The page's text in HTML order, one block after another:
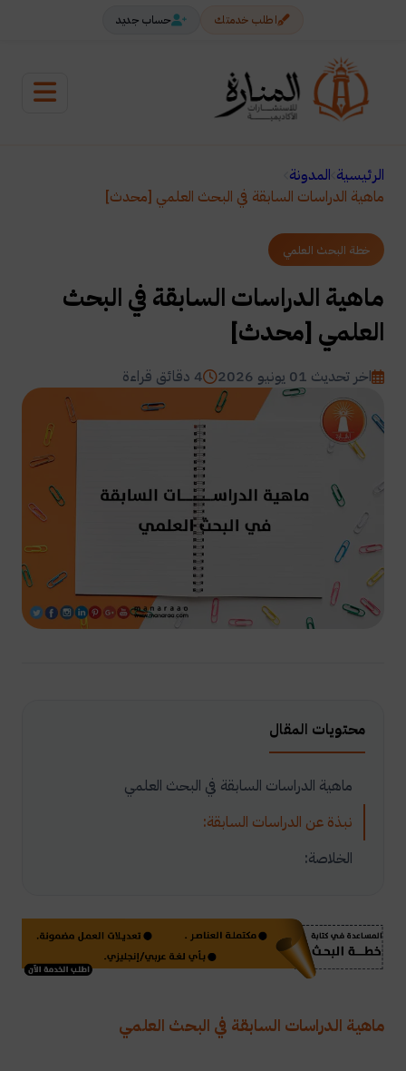
اطلب خدمتك حساب جديد
الرئيسية المدونة
ماهية الدراسات السابقة في البحث العلمي [محدث]
خطة البحث العلمي
ماهية الدراسات السابقة في البحث
العلمي [محدث]
اخر تحديث 01 يونيو 2026 4 دقائق قراءة
محتويات المقال
ماهية الدراسات السابقة في البحث العلمي
نبذة عن الدراسات السابقة:
الخلاصة:
ماهية الدراسات السابقة في البحث العلمي